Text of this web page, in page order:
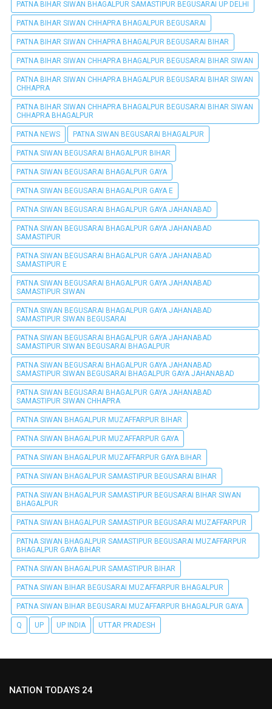
PATNA BIHAR SIWAN BHAGALPUR SAMASTIPUR BEGUSARAI UP DELHI
PATNA BIHAR SIWAN CHHAPRA BHAGALPUR BEGUSARAI
PATNA BIHAR SIWAN CHHAPRA BHAGALPUR BEGUSARAI BIHAR
PATNA BIHAR SIWAN CHHAPRA BHAGALPUR BEGUSARAI BIHAR SIWAN
PATNA BIHAR SIWAN CHHAPRA BHAGALPUR BEGUSARAI BIHAR SIWAN
CHHAPRA
PATNA BIHAR SIWAN CHHAPRA BHAGALPUR BEGUSARAI BIHAR SIWAN
CHHAPRA BHAGALPUR
PATNA NEWS PATNA SIWAN BEGUSARAI BHAGALPUR
PATNA SIWAN BEGUSARAI BHAGALPUR BIHAR
PATNA SIWAN BEGUSARAI BHAGALPUR GAYA
PATNA SIWAN BEGUSARAI BHAGALPUR GAYA E
PATNA SIWAN BEGUSARAI BHAGALPUR GAYA JAHANABAD
PATNA SIWAN BEGUSARAI BHAGALPUR GAYA JAHANABAD
SAMASTIPUR
PATNA SIWAN BEGUSARAI BHAGALPUR GAYA JAHANABAD
SAMASTIPUR E
PATNA SIWAN BEGUSARAI BHAGALPUR GAYA JAHANABAD
SAMASTIPUR SIWAN
PATNA SIWAN BEGUSARAI BHAGALPUR GAYA JAHANABAD
SAMASTIPUR SIWAN BEGUSARAI
PATNA SIWAN BEGUSARAI BHAGALPUR GAYA JAHANABAD
SAMASTIPUR SIWAN BEGUSARAI BHAGALPUR
PATNA SIWAN BEGUSARAI BHAGALPUR GAYA JAHANABAD
SAMASTIPUR SIWAN BEGUSARAI BHAGALPUR GAYA JAHANABAD
PATNA SIWAN BEGUSARAI BHAGALPUR GAYA JAHANABAD
SAMASTIPUR SIWAN CHHAPRA
PATNA SIWAN BHAGALPUR MUZAFFARPUR BIHAR
PATNA SIWAN BHAGALPUR MUZAFFARPUR GAYA
PATNA SIWAN BHAGALPUR MUZAFFARPUR GAYA BIHAR
PATNA SIWAN BHAGALPUR SAMASTIPUR BEGUSARAI BIHAR
PATNA SIWAN BHAGALPUR SAMASTIPUR BEGUSARAI BIHAR SIWAN
BHAGALPUR
PATNA SIWAN BHAGALPUR SAMASTIPUR BEGUSARAI MUZAFFARPUR
PATNA SIWAN BHAGALPUR SAMASTIPUR BEGUSARAI MUZAFFARPUR
BHAGALPUR GAYA BIHAR
PATNA SIWAN BHAGALPUR SAMASTIPUR BIHAR
PATNA SIWAN BIHAR BEGUSARAI MUZAFFARPUR BHAGALPUR
PATNA SIWAN BIHAR BEGUSARAI MUZAFFARPUR BHAGALPUR GAYA
Q UP UP INDIA UTTAR PRADESH
NATION TODAYS 24